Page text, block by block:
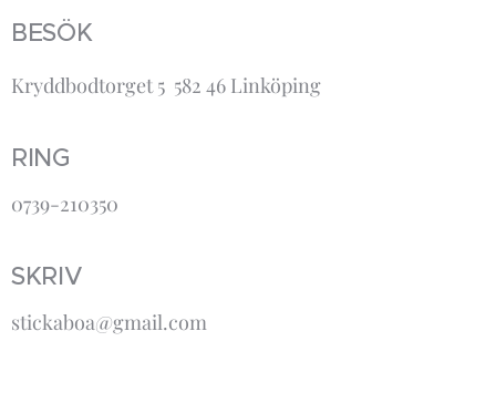
BESÖK
Kryddbodtorget 5 582 46 Linköping
RING
0739-210350
SKRIV
stickaboa@gmail.com